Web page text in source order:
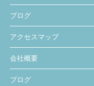
ブログ
アクセスマップ
会社概要
ブログ